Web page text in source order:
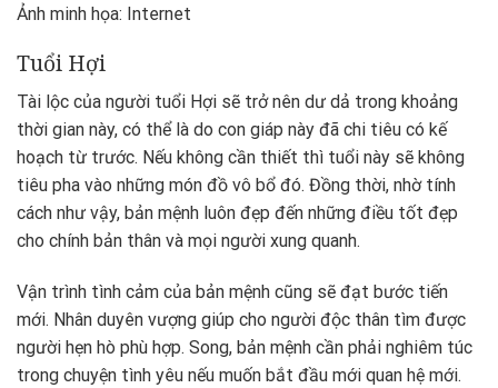
Ảnh minh họa: Internet
Tuổi Hợi
Tài lộc của người tuổi Hợi sẽ trở nên dư dả trong khoảng
thời gian này, có thể là do con giáp này đã chi tiêu có kế
hoạch từ trước. Nếu không cần thiết thì tuổi này sẽ không
tiêu pha vào những món đồ vô bổ đó. Đồng thời, nhờ tính
cách như vậy, bản mệnh luôn đẹp đến những điều tốt đẹp
cho chính bản thân và mọi người xung quanh.
Vận trình tình cảm của bản mệnh cũng sẽ đạt bước tiến
mới. Nhân duyên vượng giúp cho người độc thân tìm được
người hẹn hò phù hợp. Song, bản mệnh cần phải nghiêm túc
trong chuyện tình yêu nếu muốn bắt đầu mới quan hệ mới.